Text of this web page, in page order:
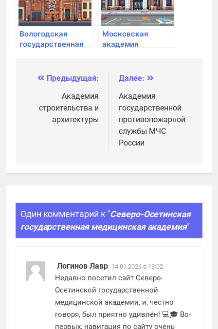
Вологодская
государственная
Верещагина
Московская
академия
Навигация
записям
Предыдущая:
Академия
строительства и
архитектуры
Далее:
Академия
государственной
противопожарной
службы МЧС
России
Один комментарий к “Северо-Осетинская
государственная медицинская академия”
Логинов Лавр: 14.01.2026 в 13:02
Недавно посетил сайт Северо-
Осетинской государственной
медицинской академии, и, честно
говоря, был приятно удивлён! 💻🎓 Во-
первых, навигация по сайту очень